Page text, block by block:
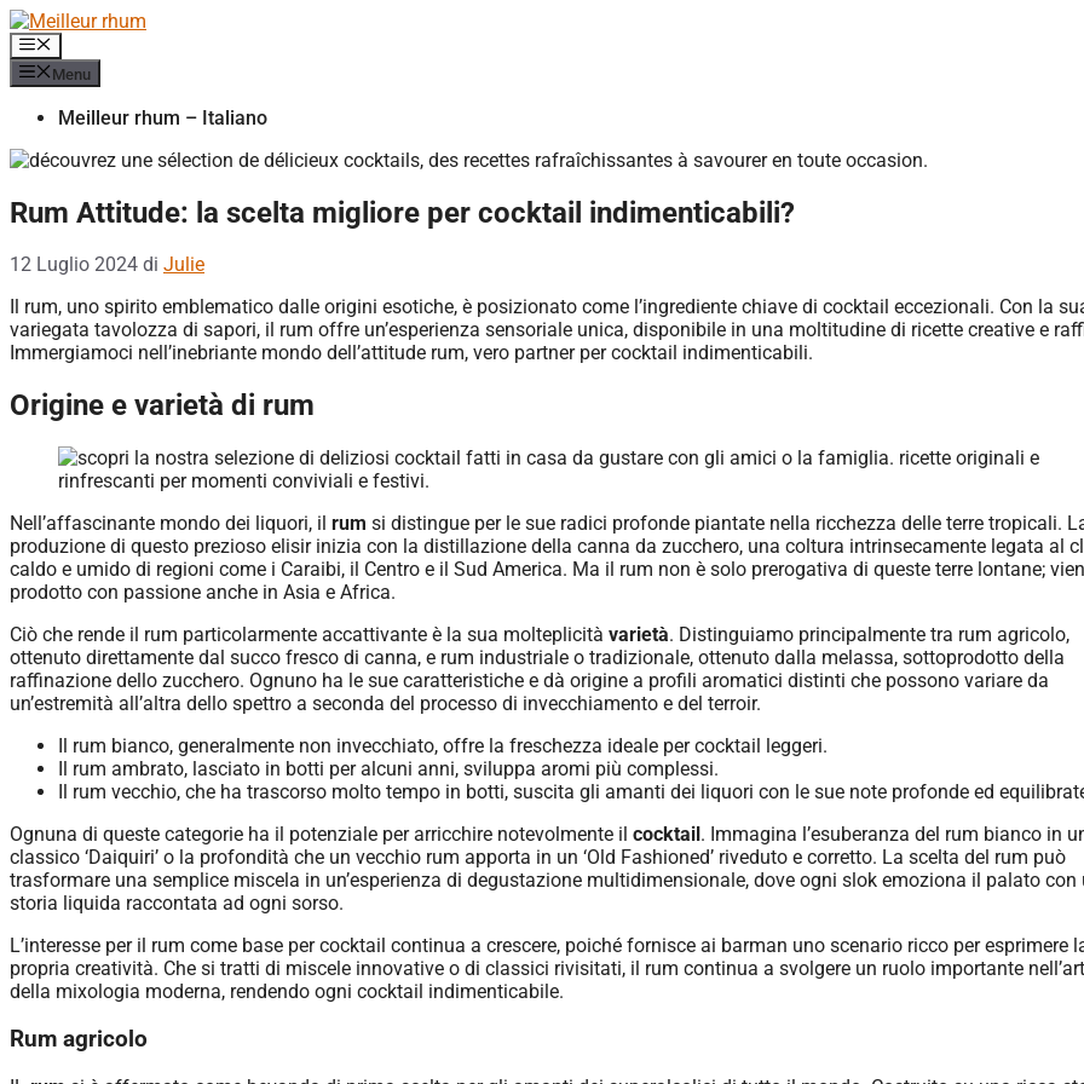
Vai
al
contenuto
Menu
Menu
Meilleur rhum – Italiano
Rum Attitude: la scelta migliore per cocktail indimenticabili?
12 Luglio 2024 di Julie
Il rum, uno spirito emblematico dalle origini esotiche, è posizionato come l’ingrediente chiave di cocktail eccezionali. Con la
variegata tavolozza di sapori, il rum offre un’esperienza sensoriale unica, disponibile in una moltitudine di ricette creative e
Immergiamoci nell’inebriante mondo dell’attitude rum, vero partner per cocktail indimenticabili.
Origine e varietà di rum
Nell’affascinante mondo dei liquori, il rum si distingue per le sue radici profonde piantate nella ricchezza delle terre tropicali.
produzione di questo prezioso elisir inizia con la distillazione della canna da zucchero, una coltura intrinsecamente legata al
caldo e umido di regioni come i Caraibi, il Centro e il Sud America. Ma il rum non è solo prerogativa di queste terre lontane;
prodotto con passione anche in Asia e Africa.
Ciò che rende il rum particolarmente accattivante è la sua molteplicità varietà. Distinguiamo principalmente tra rum agricolo,
ottenuto direttamente dal succo fresco di canna, e rum industriale o tradizionale, ottenuto dalla melassa, sottoprodotto della
raffinazione dello zucchero. Ognuno ha le sue caratteristiche e dà origine a profili aromatici distinti che possono variare da
un’estremità all’altra dello spettro a seconda del processo di invecchiamento e del terroir.
Il rum bianco, generalmente non invecchiato, offre la freschezza ideale per cocktail leggeri.
Il rum ambrato, lasciato in botti per alcuni anni, sviluppa aromi più complessi.
Il rum vecchio, che ha trascorso molto tempo in botti, suscita gli amanti dei liquori con le sue note profonde ed
Ognuna di queste categorie ha il potenziale per arricchire notevolmente il cocktail . Immagina l’esuberanza del rum bianco in
classico ‘Daiquiri’ o la profondità che un vecchio rum apporta in un ‘Old Fashioned’ riveduto e corretto. La scelta del rum può
trasformare una semplice miscela in un’esperienza di degustazione multidimensionale, dove ogni slok emoziona il palato con
storia liquida raccontata ad ogni sorso.
L’interesse per il rum come base per cocktail continua a crescere, poiché fornisce ai barman uno scenario ricco per esprimere
propria creatività. Che si tratti di miscele innovative o di classici rivisitati, il rum continua a svolgere un ruolo importante
della mixologia moderna, rendendo ogni cocktail indimenticabile.
Rum agricolo